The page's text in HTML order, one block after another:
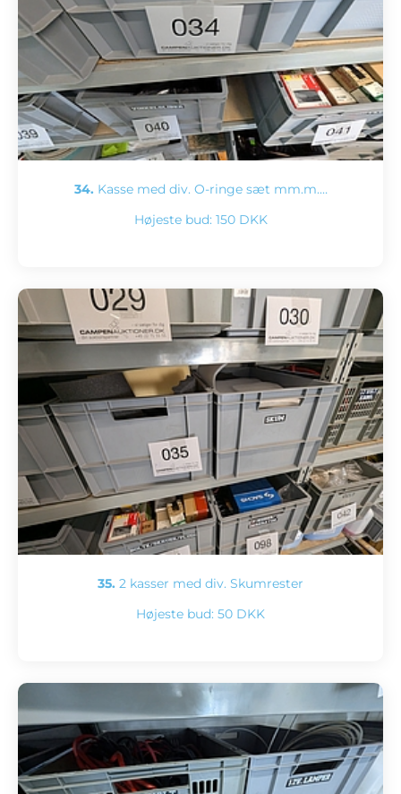
34. Kasse med div. O-ringe sæt mm.m.…
Højeste bud: 150 DKK
35. 2 kasser med div. Skumrester
Højeste bud: 50 DKK